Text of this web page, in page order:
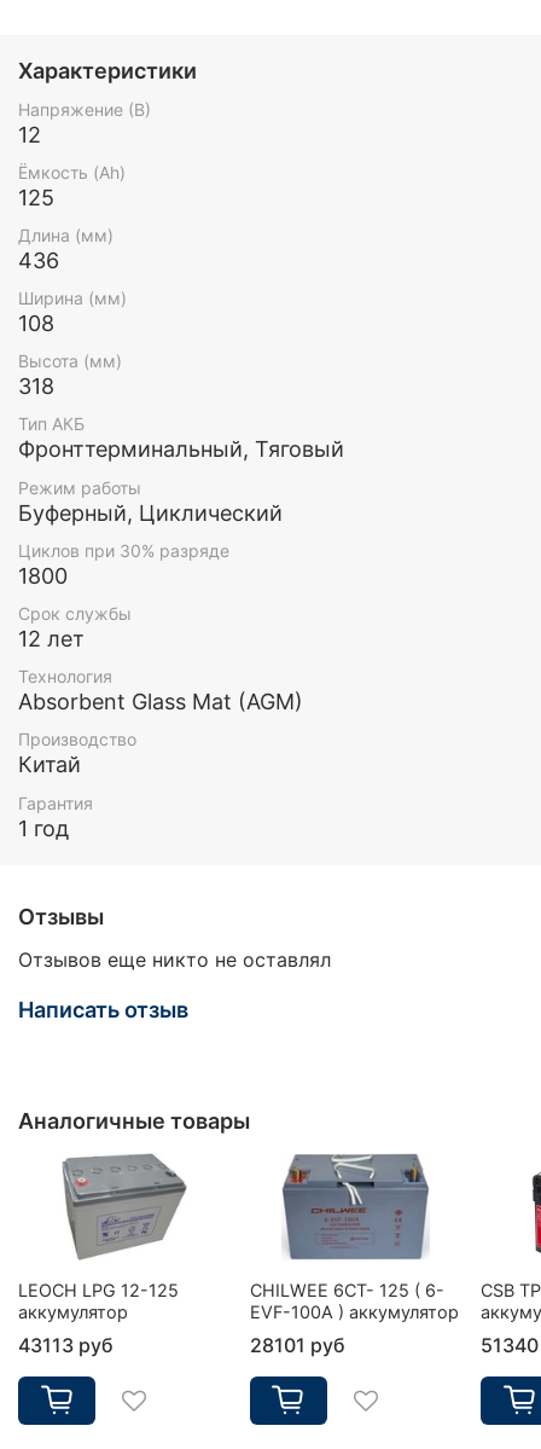
Аккумуляторы предназначены для работы в
режиме постоянного подзаряда (буферный режим)
или в режиме разряд-заряд (циклический режим).
Обладают низким внутренним сопротивлением и
Характеристики
Напряжение (В)
12
Ёмкость (Ah)
125
Длина (мм)
436
Ширина (мм)
108
Высота (мм)
318
Тип АКБ
Фронттерминальный, Тяговый
Режим работы
Буферный, Циклический
Циклов при 30% разряде
1800
Срок службы
12 лет
Технология
Absorbent Glass Mat (AGM)
Производство
Китай
Гарантия
1 год
Отзывы
Отзывов еще никто не оставлял
Написать отзыв
Аналогичные товары
LEOCH LPG 12-125
аккумулятор
43113 руб
CHILWEE 6CT- 125 ( 6-
EVF-100A ) аккумулятор
28101 руб
CSB